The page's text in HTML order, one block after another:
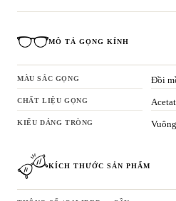
MÔ TẢ GỌNG KÍNH
MÀU SẮC GỌNG Đồi
CHẤT LIỆU GỌNG
KIỂU DÁNG TRÒNG Vuông
KÍCH THƯỚC SẢN PHẨM